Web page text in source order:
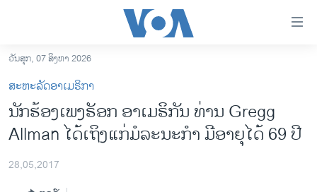
ເຂົ້າ
ຫາ
ຂ້າມ
ຂ້າມ
ຂ້າມ
ຫາ
ລາວ
ອາເມຣິກາ
ຂ່າວ​ຈີນ
ວັນສຸກ, 07 ສິງຫາ 2026
ສະຫະລັດອາເມຣິກາ
ນັກຮ້ອງເພງຣັອກ ອາເມຣິກັນ ທ່ານ Gregg
Allman ໄດ້ເຖິງແກ່ມໍລະນະກຳ ມີອາຍຸໄດ້ 69 ປີ
28,05,2017